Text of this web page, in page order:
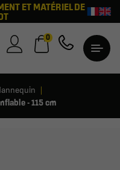
ET MATÉRIEL DE
0
- 115 cm